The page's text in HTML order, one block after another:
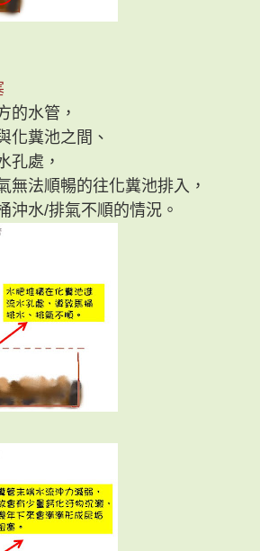
的水管，
化糞池之間、
孔處，
無法順暢的往化糞池排入，
沖水/排氣不順的情況。